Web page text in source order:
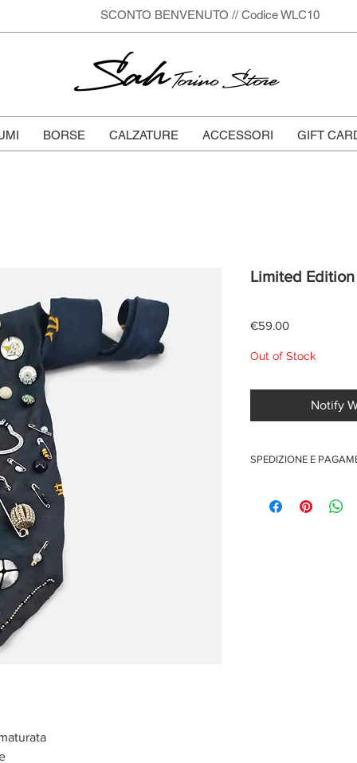
SCONTO BENVENUTO // Codice WLC10
SahTorino Store
BORSE CALZATURE ACCESSORI GIFT
Limited
€59.00Price
Out of Stock
Notify
SPEDIZIONE E
Pagamenti sicuri con